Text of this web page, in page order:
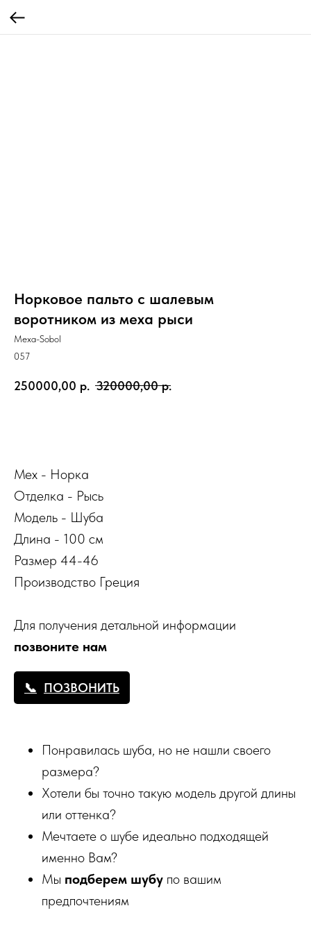
Норковое пальто с шалевым
воротником из меха рыси
Mexa-Sobol
057
250000,00 р. 320000,00 р.
Мех - Норка
Отделка - Рысь
Модель - Шуба
Длина - 100 см
Размер 44-46
Производство Греция
Для получения детальной информации
позвоните нам
ПОЗВОНИТЬ
Понравилась шуба, но не нашли своего
размера?
Хотели бы точно такую модель другой длины
или оттенка?
Мечтаете о шубе идеально подходящей
именно Вам?
Мы подберем шубу по вашим
предпочтениям